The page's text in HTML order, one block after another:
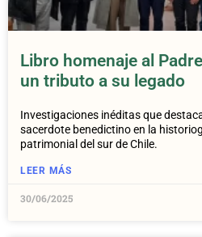
Libro homenaje al
un tributo a su legado
Investigaciones inéditas que
sacerdote benedictino en la
patrimonial del sur de Chile.
LEER MÁS
30/06/2025